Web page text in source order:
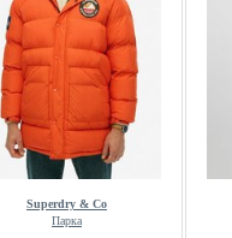
Superdry & Co
Парка